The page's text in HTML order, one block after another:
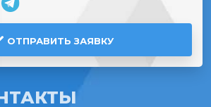
ОТПРАВИТЬ ЗАЯВКУ